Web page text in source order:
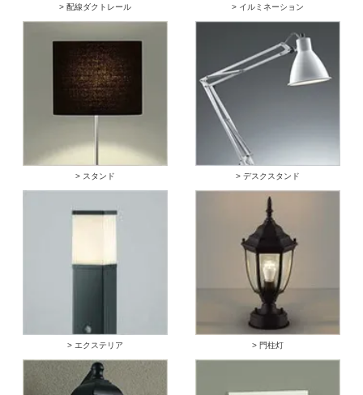
> 配線ダクトレール > イルミネーション
> スタンド > デスクスタンド
> エクステリア > 門柱灯